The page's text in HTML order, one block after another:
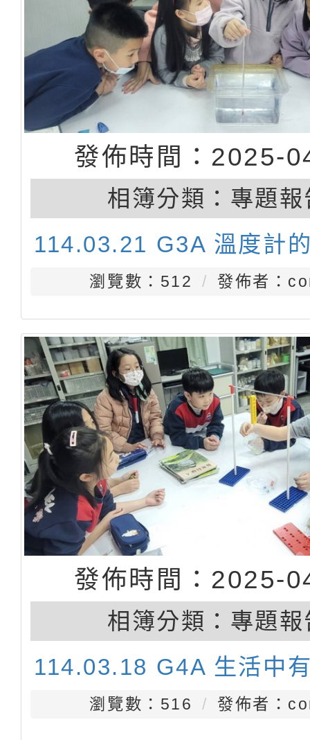
發佈時間：2025-
相簿分類： 專題報
114.03.21 G3A 溫度計
瀏覽數：512 發佈者：
發佈時間：2025-
相簿分類： 專題報
114.03.18 G4A 生活中
瀏覽數：516 發佈者：